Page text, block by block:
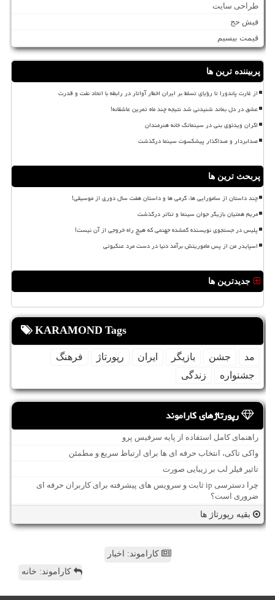
طراحی سایت
فیش حج
قیمت بیسیم
پربیننده ترین ها
از غارت پاندورا تا رؤیای تسلط بر ایران اخطار آواتار در رابطه با اتحاد نفت و قدرت
عشق در دل بماند شنیدنی شد نتیجه چند ماه تمرین عاشقانه!
اکران ویدئوی بنی در سینماتک خانه هنرمندان
صدابردار و صداگذار پیشکسوت سینما درگذشت
پربحث ترین ها
چند داستان از سامورایی ها، گرمی ها و داستان هفت سال دوری از موسیقی!
مریم همتیان بازیگر جوان سینما و تئاتر درگذشت
پلیس در جستجوی نویسنده گمشده جهنمی که هیچ راه خروجی از آن نیست!
اسپایدر من از پس ماموریتش برآمد دنیا در دست مرد عنکبوتی
جدیدترین ها
KARAMOND Tags
مد جشن بازیگر ایران رپورتاژ
فرهنگ
جشنواره
زندگی
رپورتاژهای کاراموند
راهنمای کامل استفاده از پایه سرفیس پرو
واکی تاکی، انتخاب حرفه ای ها برای ارتباط سریع و مطمئن
تاثیر فیلر لب بر زیبایی صورت
چرا دسترسی ip ثابت و سرویس های پیشرفته برای کاربران حرفه ای
ضروری است؟
بقیه رپورتاژ ها
کاراموند: اخبار
کاراموند: خانه